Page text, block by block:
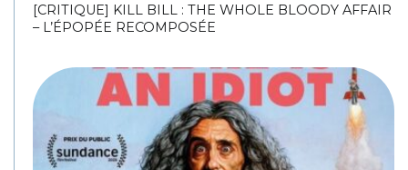
[CRITIQUE] KILL BILL : THE WHOLE BLOODY AFFAIR
– L’ÉPOPÉE RECOMPOSÉE